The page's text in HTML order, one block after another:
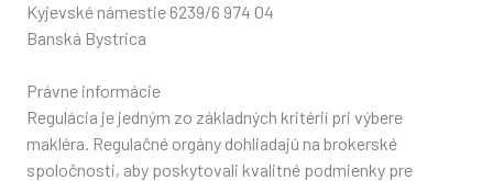
Kyjevské námestie 6239/6 974 04
Banská Bystrica
Právne informácie
Regulácia je jedným zo základných kritérií pri výbere
makléra. Regulačné orgány dohliadajú na brokerské
spoločnosti, aby poskytovali kvalitné podmienky pre